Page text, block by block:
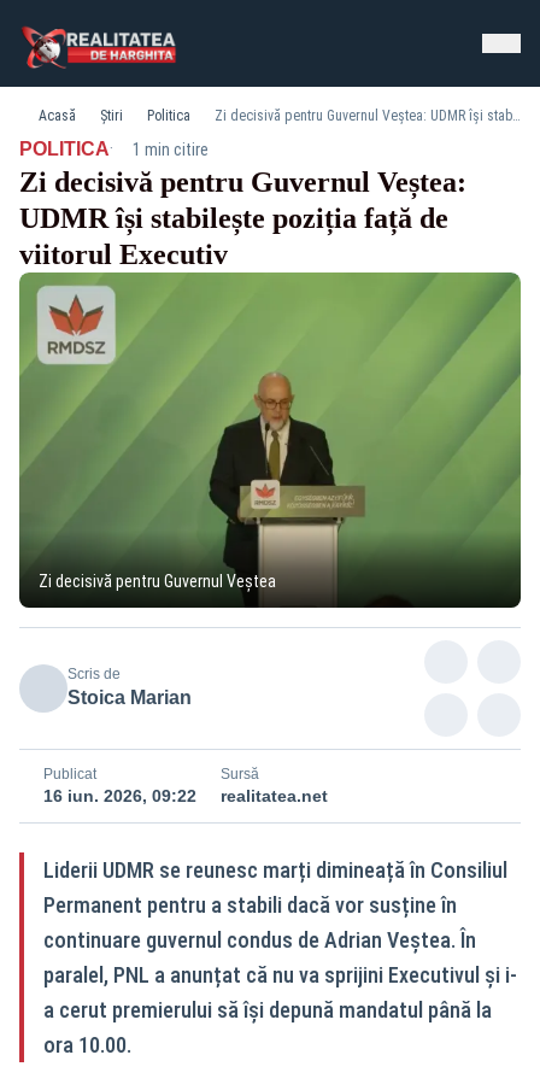
Acasă Știri Politica Zi decisivă pentru Guvernul Veștea: UDMR își stabilește poziția față de viitorul Executiv
POLITICA· 1 min citire
Zi decisivă pentru Guvernul Veștea:
UDMR își stabilește poziția față de
viitorul Executiv
Zi decisivă pentru Guvernul Veștea
Scris de
Stoica Marian
Publicat
16 iun. 2026, 09:22
Sursă
realitatea.net
Liderii UDMR se reunesc marți dimineață în Consiliul
Permanent pentru a stabili dacă vor susține în
continuare guvernul condus de Adrian Veștea. În
paralel, PNL a anunțat că nu va sprijini Executivul și i-
a cerut premierului să își depună mandatul până la
ora 10.00.